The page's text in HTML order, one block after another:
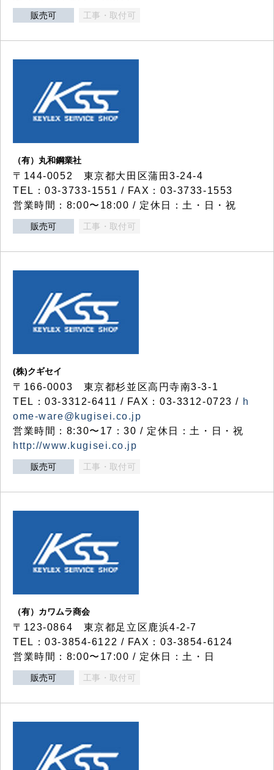
販売可 工事・取付可
（有）丸和鋼業社
〒144-0052 東京都大田区蒲田3-24-4
TEL：03-3733-1551 / FAX：03-3733-1553
営業時間：8:00〜18:00 / 定休日：土・日・祝
販売可 工事・取付可
(株)クギセイ
〒166-0003 東京都杉並区高円寺南3-3-1
TEL：03-3312-6411 / FAX：03-3312-0723 / h
ome-ware@kugisei.co.jp
営業時間：8:30〜17：30 / 定休日：土・日・祝
http://www.kugisei.co.jp
販売可 工事・取付可
（有）カワムラ商会
〒123-0864 東京都足立区鹿浜4-2-7
TEL：03-3854-6122 / FAX：03-3854-6124
営業時間：8:00〜17:00 / 定休日：土・日
販売可 工事・取付可